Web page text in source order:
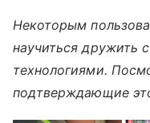
Некоторым
научиться дружить
технологиями.
подтверждающие